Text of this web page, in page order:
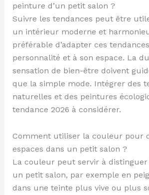
peinture d’un petit salon ?
Suivre les tendances peut être
un intérieur moderne et
préférable d’adapter ces
personnalité et à son espace. La
sensation de bien-être doivent
que la simple mode. Intégrer des
naturelles et des peintures
tendance 2026 à considérer.
Comment utiliser la couleur pour
espaces dans un petit salon ?
La couleur peut servir à distinguer
un petit salon, par exemple en
dans une teinte plus vive ou plus